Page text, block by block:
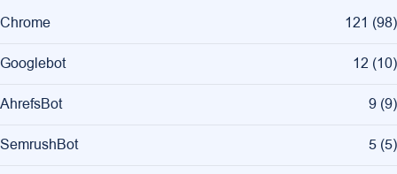
Chrome 121 (98)
Googlebot 12 (10)
AhrefsBot 9 (9)
SemrushBot 5 (5)